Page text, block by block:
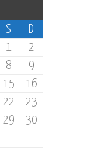
S
D
1
2
8
9
15
16
22
23
29
30